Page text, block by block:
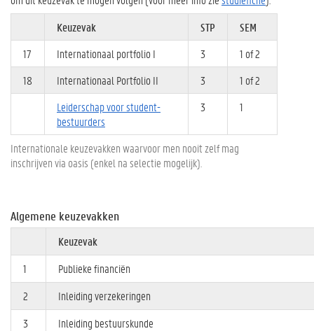
Internationale keuzevakken waarvoor men nooit zelf mag
inschrijven via oasis (enkel na selectie mogelijk).
Keuzevak STP
SEM
17
Internationaal portfolio I 3
1 of 2
18
Internationaal Portfolio II 3
1 of 2
Leiderschap voor student-
bestuurders
3 1
Algemene keuzevakken
Keuzevak
1
Publieke financiën
2
Inleiding verzekeringen
3
Inleiding bestuurskunde